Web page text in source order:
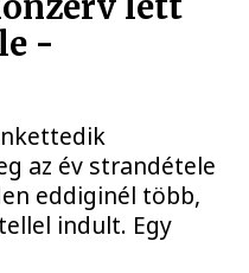
-
az év strandétele
eddiginél több,
indult. Egy